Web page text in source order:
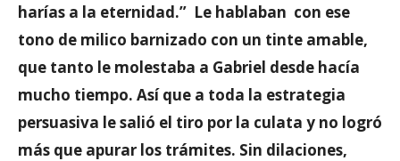
harías a la eternidad.” Le hablaban con ese
tono de milico barnizado con un tinte amable,
que tanto le molestaba a Gabriel desde hacía
mucho tiempo. Así que a toda la estrategia
persuasiva le salió el tiro por la culata y no logró
más que apurar los trámites. Sin dilaciones,